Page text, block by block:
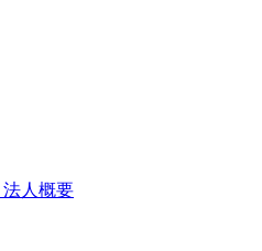
法人概要